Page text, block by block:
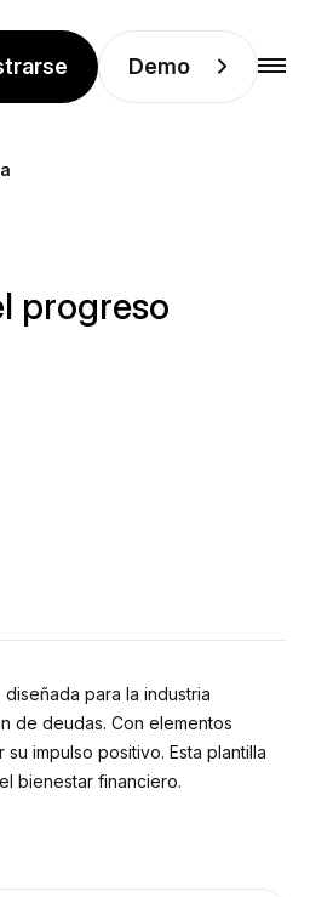
Demo
progreso
para la industria
de deudas. Con elementos
impulso positivo. Esta plantilla
bienestar financiero.